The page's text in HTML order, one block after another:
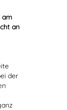
am
an
der